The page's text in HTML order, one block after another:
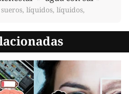
líquidos, líquidos,